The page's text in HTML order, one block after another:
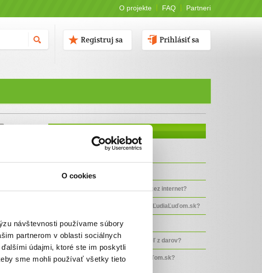
O cookies
návštevnosti používame súbory
partnerom v oblasti sociálnych
údajmi, ktoré ste im poskytli
sme mohli používať všetky tieto
O projekte FAQ Partneri
Prihlásiť sa
Registruj sa
školám
Pre koho je určený tento portál?
Skutočne ľudia dávajú peniaze cez internet?
Je bezpečné dávať peniaze cez ĽudiaĽuďom.sk?
Kto a prečo založil tento portál?
Koľko si strháva prevádzkovateľ z darov?
Kto sú partneri portálu ĽudiaĽuďom.sk?